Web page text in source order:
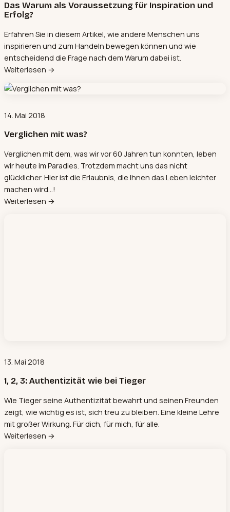
Das Warum als Voraussetzung für Inspiration und
Erfolg?
Erfahren Sie in diesem Artikel, wie andere Menschen uns
inspirieren und zum Handeln bewegen können und wie
entscheidend die Frage nach dem Warum dabei ist.
Weiterlesen →
14. Mai 2018
Verglichen mit was?
Verglichen mit dem, was wir vor 60 Jahren tun konnten, leben
wir heute im Paradies. Trotzdem macht uns das nicht
glücklicher. Hier ist die Erlaubnis, die Ihnen das Leben leichter
machen wird...!
Weiterlesen →
13. Mai 2018
1, 2, 3: Authentizität wie bei Tieger
Wie Tieger seine Authentizität bewahrt und seinen Freunden
zeigt, wie wichtig es ist, sich treu zu bleiben. Eine kleine Lehre
mit großer Wirkung. Für dich, für mich, für alle.
Weiterlesen →